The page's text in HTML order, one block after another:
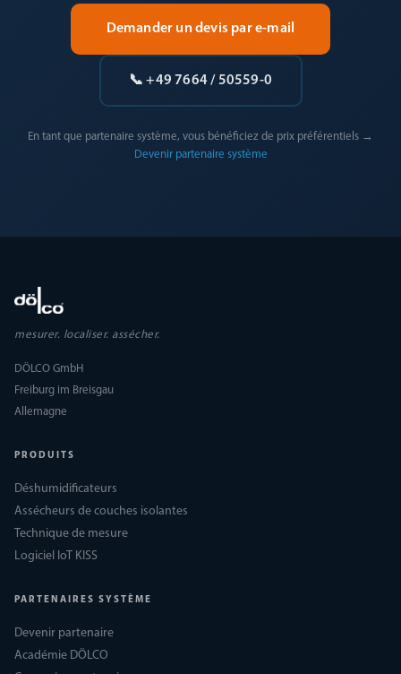
Demander un devis par e-mail
📞 +49 7664 / 50559-0
En tant que partenaire système, vous bénéficiez de prix préférentiels →
Devenir partenaire système
mesurer. localiser. assécher.
DÖLCO GmbH
Freiburg im Breisgau
Allemagne
PRODUITS
Déshumidificateurs
Assécheurs de couches isolantes
Technique de mesure
Logiciel IoT KISS
PARTENAIRES SYSTÈME
Devenir partenaire
Académie DÖLCO